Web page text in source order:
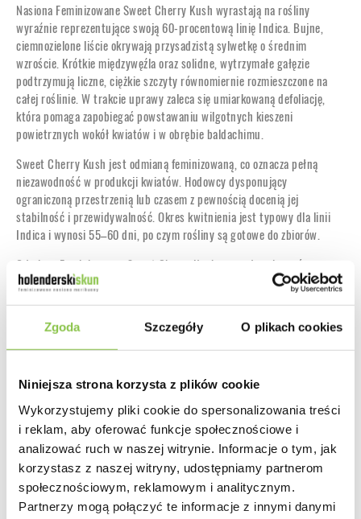
Zgoda Szczegóły O plikach cookies
Niniejsza strona korzysta z plików cookie
Wykorzystujemy pliki cookie do spersonalizowania treści
i reklam, aby oferować funkcje społecznościowe i
analizować ruch w naszej witrynie. Informacje o tym, jak
korzystasz z naszej witryny, udostępniamy partnerom
społecznościowym, reklamowym i analitycznym.
Partnerzy mogą połączyć te informacje z innymi danymi
Nasiona Feminizowane Sweet Cherry Kush wyrastają na rośliny
wyraźnie reprezentujące swoją 60-procentową linię Indica. Bujne,
ciemnozielone liście okrywają przysadzistą sylwetkę o średnim
wzroście. Krótkie międzywęźla oraz solidne, wytrzymałe gałęzie
podtrzymują liczne, ciężkie szczyty równomiernie rozmieszczone na
całej roślinie. W trakcie uprawy zaleca się umiarkowaną defoliację,
która pomaga zapobiegać powstawaniu wilgotnych kieszeni
powietrznych wokół kwiatów i w obrębie baldachimu.
Sweet Cherry Kush jest odmianą feminizowaną, co oznacza pełną
niezawodność w produkcji kwiatów. Hodowcy dysponujący
ograniczoną przestrzenią lub czasem z pewnością docenią jej
stabilność i przewidywalność. Okres kwitnienia jest typowy dla linii
Indica i wynosi 55–60 dni, po czym rośliny są gotowe do zbiorów.
Odmiana Feminizowana Sweet Cherry Kush sprawdza się zarówno w
uprawie indoor, jak i outdoor w słonecznym, śródziemnomorskim
wysokości w uprawie indoor oraz 180 cm lub więcej w uprawie
outdoor. Plony są bardzo satysfakcjonujące — hodowcy indoor
raportują zbiory na poziomie 500–550 g na metr kwadratowy,
rośliny. Sweet Cherry Kush doskonale reaguje na techniki treningowe
takie jak SOG, SCROG, supercropping oraz lollipopping, które
pozwalają dodatkowo zwiększyć wydajność.
Szczyty odmiany Feminizowanej Sweet Cherry Kush składają się z
masywnych kwiatów o gęsto upakowanych liściach przykwiatowych.
Tworzą one grube, zwarte cole, znacznie bardziej zbite niż w
przypadku luźnych i przewiewnych genetyk Haze. Kwiaty są silnie